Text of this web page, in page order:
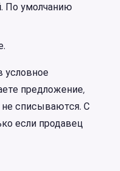
. По умолчанию
условное
предложение,
списываются. С
если продавец